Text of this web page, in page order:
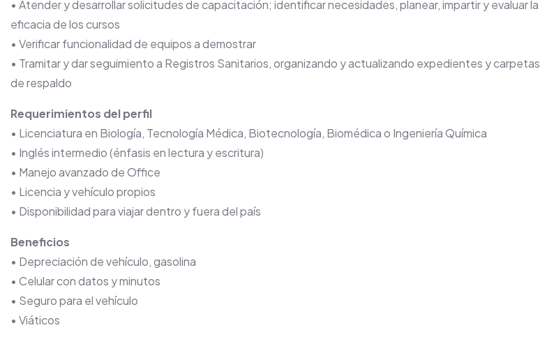
• Atender y desarrollar solicitudes de capacitación; identificar necesidades, planear, impartir y evaluar la
eficacia de los cursos
• Verificar funcionalidad de equipos a demostrar
• Tramitar y dar seguimiento a Registros Sanitarios, organizando y actualizando expedientes y carpetas
de respaldo
Requerimientos del perfil
• Licenciatura en Biología, Tecnología Médica, Biotecnología, Biomédica o Ingeniería Química
• Inglés intermedio (énfasis en lectura y escritura)
• Manejo avanzado de Office
• Licencia y vehículo propios
• Disponibilidad para viajar dentro y fuera del país
Beneficios
• Depreciación de vehículo, gasolina
• Celular con datos y minutos
• Seguro para el vehículo
• Viáticos